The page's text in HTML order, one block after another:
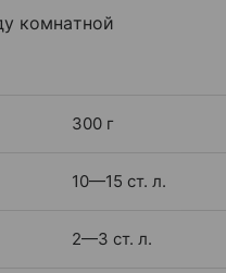
комнатной
300 г
10—15 ст. л.
2—3 ст. л.